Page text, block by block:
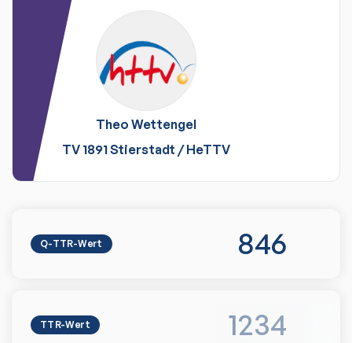
Theo Wettengel
TV 1891 Stierstadt /HeTTV
Q-TTR-Wert 846
TTR-Wert 1234